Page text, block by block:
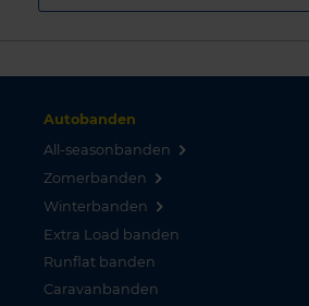
Autobanden
All-seasonbanden
Zomerbanden
Winterbanden
Extra Load banden
Runflat banden
Caravanbanden